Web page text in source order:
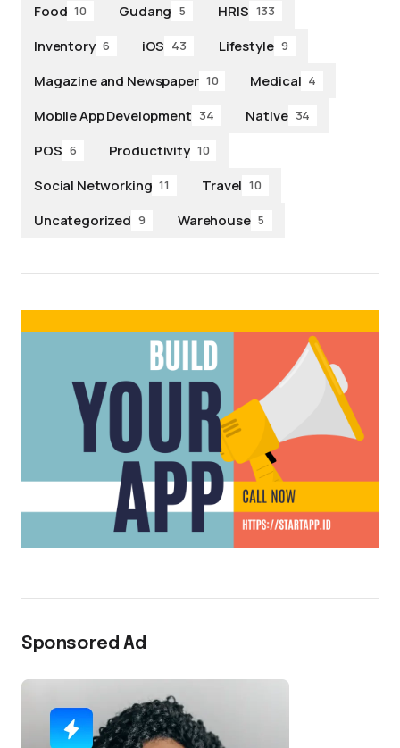
Food 10 Gudang 5 HRIS 133
Inventory 6 iOS 43 Lifestyle 9
Magazine and Newspaper 10 Medical 4
Mobile App Development 34 Native 34
POS 6 Productivity 10
Social Networking 11 Travel 10
Uncategorized 9 Warehouse 5
Sponsored Ad